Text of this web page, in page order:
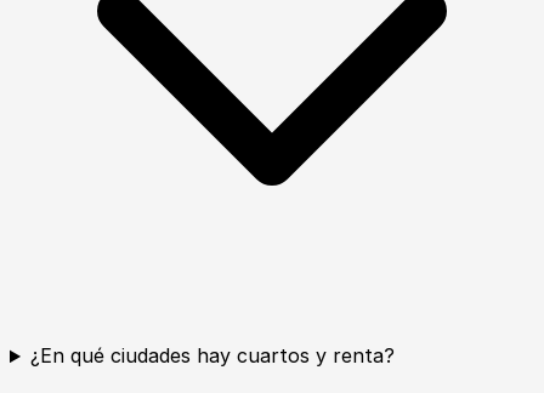
¿En qué ciudades hay cuartos y renta?